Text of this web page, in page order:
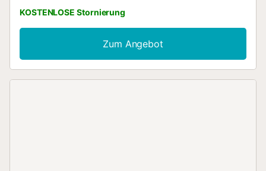
Golf Villamartin (7 Autominuten) – praktische Parkplätze
auf dem Gelände der Unterkunft machen's möglich.
Entspann im Gemeinschaftspool oder trink etwas im Garten
dieses Apartments. Außerdem kannst du eine Terrasse
oder einen Patio und Gartenmöbel nutzen. Wenn du genug
KOSTENLOSE Stornierung
Zum Angebot